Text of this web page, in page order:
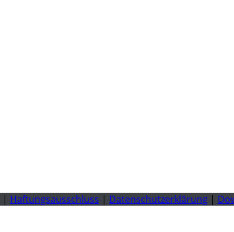
| Haftungsausschluss | Datenschutzerklärung |